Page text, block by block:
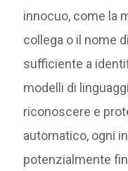
innocuo, come la
collega o il nome
sufficiente a
modelli di
riconoscere e
automatico, ogni
potenzialmente